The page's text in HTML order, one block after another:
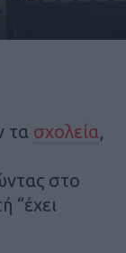
τα σχολεία,
στο
“έχει